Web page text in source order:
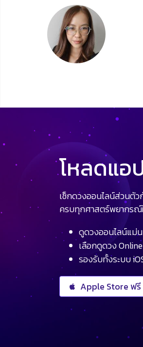
โหลดแอ
เช็กดวงออนไลน์ส่วนตั
ครบทุกศาสตร์พยากรณ์
ดูดวงออนไลน์แม่
เลือกดูดวง
รองรับทั้งระบบ
Apple Store ฟรี